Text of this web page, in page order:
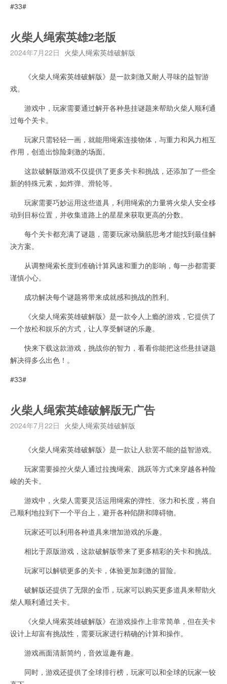
#33#
火柴人绳索英雄2老版
2024年7月22日 火柴人绳索英雄破解版
《火柴人绳索英雄破解版》是一款刺激又耐人寻味的益智游
戏。
游戏中，玩家需要通过解开各种悬挂谜题来帮助火柴人顺利通
过每个关卡。
玩家只需轻轻一画，就能用绳索连接物体，与重力和风力相互
作用，创造出惊险刺激的场面。
这款破解版游戏不仅提供了更多关卡和挑战，还添加了一些全
新的特殊元素，如炸弹、滑轮等。
玩家需要巧妙运用这些道具，利用绳索的力量将火柴人安全移
动到目标位置，并收集道路上的星星来获取更高的分数。
每个关卡都充满了谜题，需要玩家动脑筋思考才能找到最佳解
决方案。
从调整绳索长度到准确计算风速和重力的影响，每一步都需要
谨慎小心。
成功解决每个谜题将带来成就感和挑战的胜利。
《火柴人绳索英雄破解版》是一款令人上瘾的游戏，它提供了
一个放松和娱乐的方式，让人享受解谜的乐趣。
快来下载这款游戏，挑战你的智力，看看你能把这些悬挂谜题
解决得多么出色！。
#33#
火柴人绳索英雄破解版无广告
2024年7月22日 火柴人绳索英雄破解版
《火柴人绳索英雄破解版》是一款让人欲罢不能的益智游戏。
玩家需要操控火柴人通过拉拽绳索、跳跃等方式来穿越各种险
峻的关卡。
游戏中，火柴人需要灵活运用绳索的弹性、张力和长度，将自
己顺利地拉到下一个平台上，避开各种陷阱和障碍物。
玩家还可以利用各种道具来增加游戏的乐趣。
相比于原版游戏，这款破解版带来了更多精彩的关卡和挑战。
玩家可以解锁更多的关卡，体验更加刺激的冒险。
破解版还提供了无限的金币，玩家可以购买更多道具来帮助火
柴人顺利通过关卡。
《火柴人绳索英雄破解版》在游戏操作上非常简单，但在关卡
设计上却富有挑战性，需要玩家进行精确的计算和操作。
游戏画面清新简约，音效逗趣有趣。
同时，游戏还提供了全球排行榜，玩家可以和全球的玩家一较